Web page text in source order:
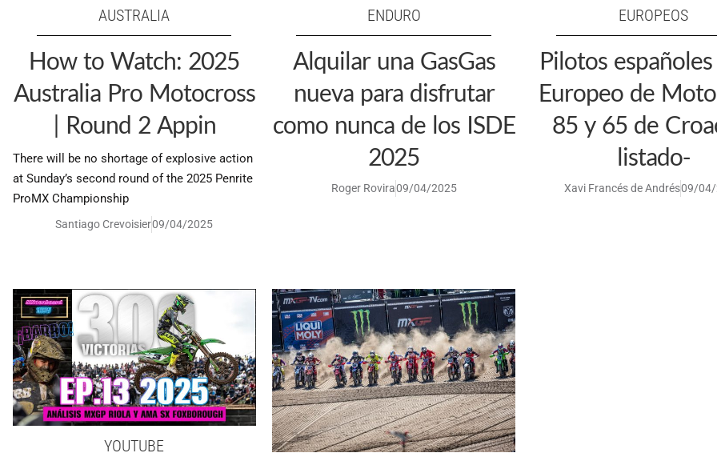
AUSTRALIA
How to Watch: 2025
Australia Pro Motocross
| Round 2 Appin
There will be no shortage of explosive action
at Sunday’s second round of the 2025 Penrite
ProMX Championship
Santiago Crevoisier09/04/2025
ENDURO
Alquilar una GasGas
nueva para disfrutar
como nunca de los ISDE
2025
Roger Rovira09/04/2025
EUROPEOS
Pilotos
Europeo de
85 y 65 de
listado-
Xavi Francés de Andrés09/
YOUTUBE